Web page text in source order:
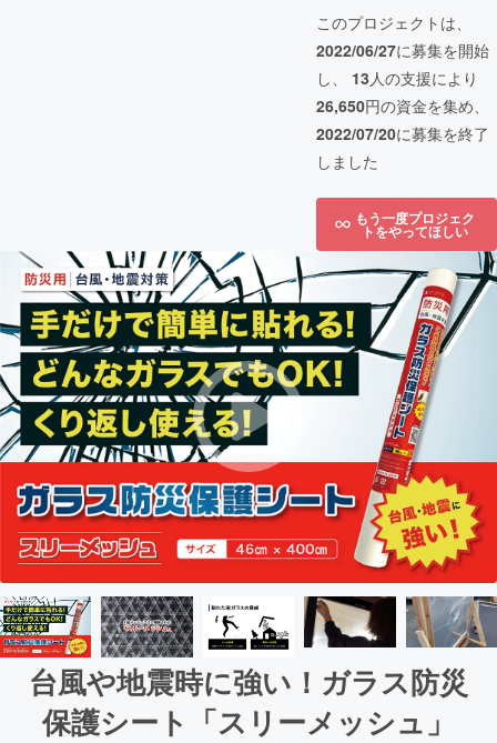
このプロジェクトは、
2022/06/27に募集を開始
し、 13人の支援により
26,650円の資金を集め、
2022/07/20に募集を終了
しました
もう一度プロジェク
トをやってほしい
台風や地震時に強い！ガラス防災
保護シート「スリーメッシュ」